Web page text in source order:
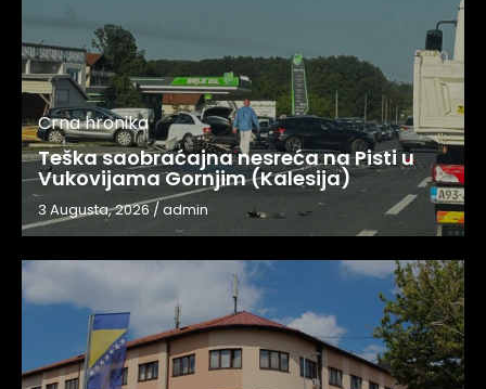
Crna hronika
Teška saobraćajna nesreća na Pisti u
Vukovijama Gornjim (Kalesija)
3 Augusta, 2026 / admin